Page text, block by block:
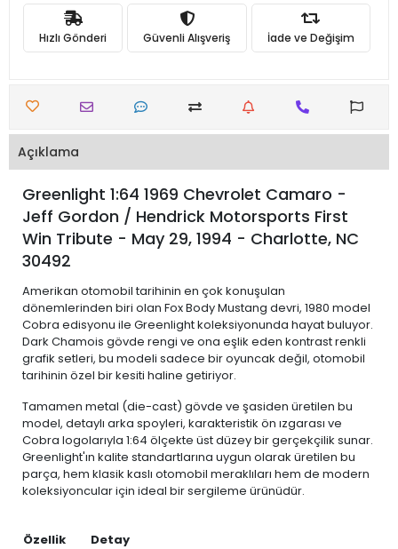
Hızlı Gönderi Güvenli Alışveriş İade ve Değişim
Açıklama
Greenlight 1:64 1969 Chevrolet Camaro -
Jeff Gordon / Hendrick Motorsports First
Win Tribute - May 29, 1994 - Charlotte, NC
30492
Amerikan otomobil tarihinin en çok konuşulan
dönemlerinden biri olan Fox Body Mustang devri, 1980 model
Cobra edisyonu ile Greenlight koleksiyonunda hayat buluyor.
Dark Chamois gövde rengi ve ona eşlik eden kontrast renkli
grafik setleri, bu modeli sadece bir oyuncak değil, otomobil
tarihinin özel bir kesiti haline getiriyor.
Tamamen metal (die-cast) gövde ve şasiden üretilen bu
model, detaylı arka spoyleri, karakteristik ön ızgarası ve
Cobra logolarıyla 1:64 ölçekte üst düzey bir gerçekçilik sunar.
Greenlight'ın kalite standartlarına uygun olarak üretilen bu
parça, hem klasik kaslı otomobil meraklıları hem de modern
koleksiyoncular için ideal bir sergileme ürünüdür.
Özellik
Detay